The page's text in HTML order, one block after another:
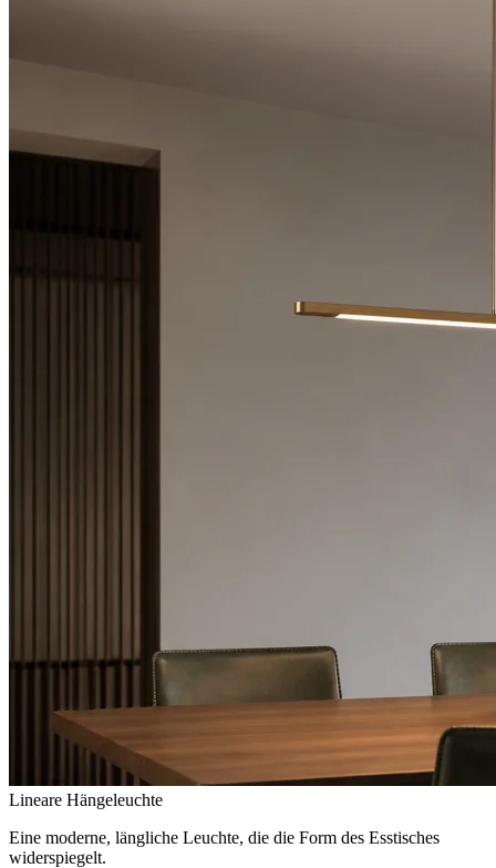
Lineare Hängeleuchte
Eine moderne, längliche Leuchte, die die Form des Esstisches
widerspiegelt.